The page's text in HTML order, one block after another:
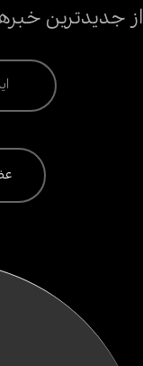
از جدیدترین